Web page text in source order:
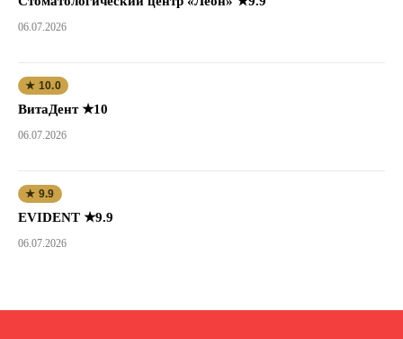
06.07.2026
★ 10.0
ВитаДент ★10
06.07.2026
★ 9.9
EVIDENT ★9.9
06.07.2026